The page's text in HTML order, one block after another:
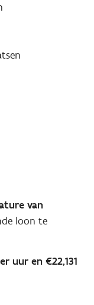
van
loon te
uur en €22,131